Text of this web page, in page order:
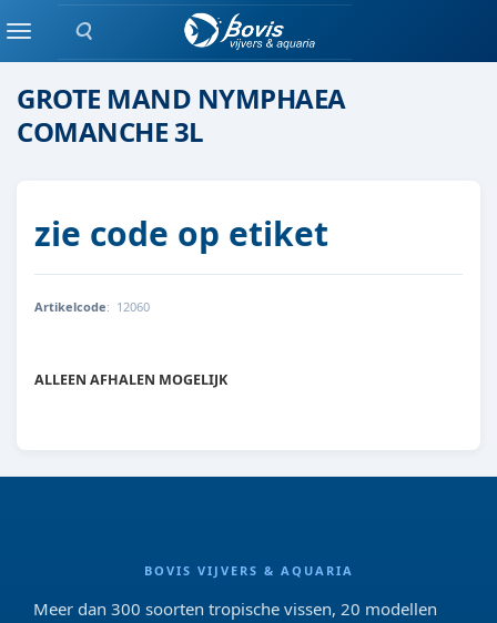
Zoeken
Menuwaterlelie
GROTE MAND NYMPHAEA
COMANCHE 3L
zie code op etiket
Artikelcode: 12060
8719743710450
ALLEEN AFHALEN MOGELIJK
BOVIS VIJVERS & AQUARIA
Meer dan 300 soorten tropische vissen, 20 modellen